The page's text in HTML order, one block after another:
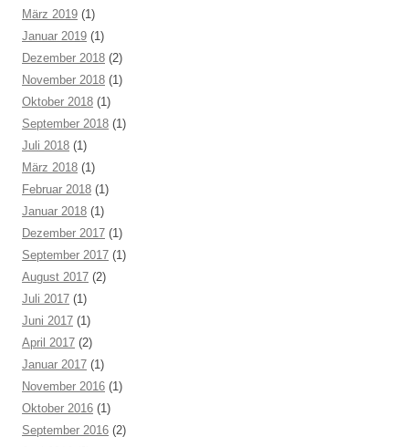
März 2019 (1)
Januar 2019 (1)
Dezember 2018 (2)
November 2018 (1)
Oktober 2018 (1)
September 2018 (1)
Juli 2018 (1)
März 2018 (1)
Februar 2018 (1)
Januar 2018 (1)
Dezember 2017 (1)
September 2017 (1)
August 2017 (2)
Juli 2017 (1)
Juni 2017 (1)
April 2017 (2)
Januar 2017 (1)
November 2016 (1)
Oktober 2016 (1)
September 2016 (2)